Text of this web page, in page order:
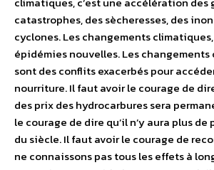
catastrophes, des sècheresses, des
cyclones. Les changements
épidémies nouvelles. Les changements
sont des conflits exacerbés pour
nourriture. Il faut avoir le courage de
des prix des hydrocarbures sera
le courage de dire qu’il n’y aura plus
du siècle. Il faut avoir le courage de
ne connaissons pas tous les effets à